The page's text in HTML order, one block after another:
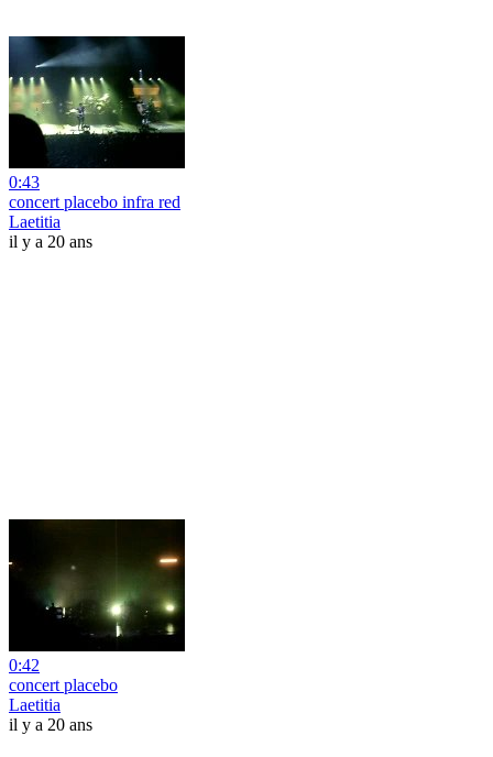
0:43
concert placebo infra red
Laetitia
il y a 20 ans
0:42
concert placebo
Laetitia
il y a 20 ans